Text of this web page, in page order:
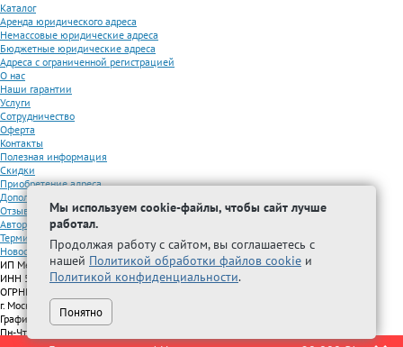
Каталог
Аренда юридического адреса
Немассовые юридические адреса
Бюджетные юридические адреса
Адреса с ограниченной регистрацией
О нас
Наши гарантии
Услуги
Сотрудничество
Оферта
Контакты
Полезная информация
Скидки
Приобретение адреса
Дополнительные услуги
Отзывы
Авторизованные партнеры
Термины
Новости
ИП Межидова А.М.
ИНН 501209692616
ОГРНИП 325508100296005
г. Москва, Волжский бульвар, д. 51, стр. 15
График работы:
Пн-Чт с 9:00 до 18:00, Пт с 9:00 до 17:00
Мы используем cookie-файлы, чтобы сайт лучше
работал.
Продолжая работу с сайтом, вы соглашаетесь с
нашей Политикой обработки файлов cookie и
Политикой конфиденциальности.
Понятно